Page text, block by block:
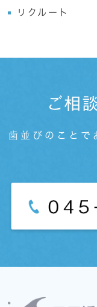
リクルート
ご相
歯並びのことで